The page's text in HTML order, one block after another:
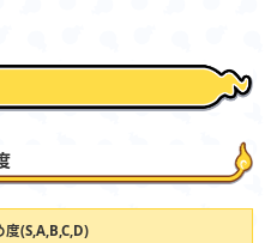
(S,A,B,C,D)